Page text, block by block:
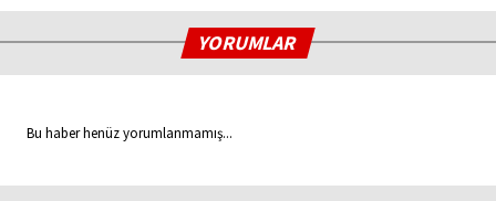
YORUMLAR
Bu haber henüz yorumlanmamış...